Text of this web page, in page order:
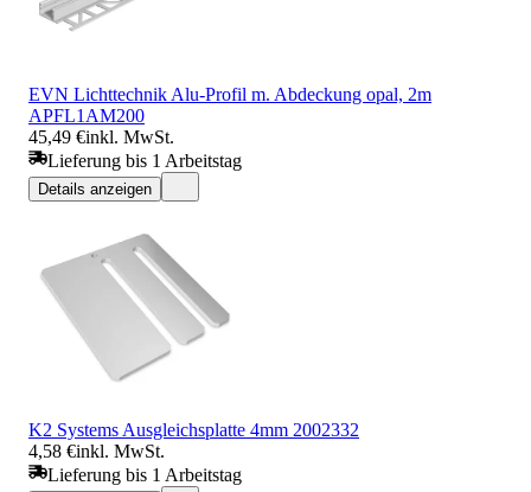
EVN Lichttechnik Alu-Profil m. Abdeckung opal, 2m
APFL1AM200
45,49 €inkl. MwSt.
Lieferung bis 1 Arbeitstag
Details anzeigen
K2 Systems Ausgleichsplatte 4mm 2002332
4,58 €inkl. MwSt.
Lieferung bis 1 Arbeitstag